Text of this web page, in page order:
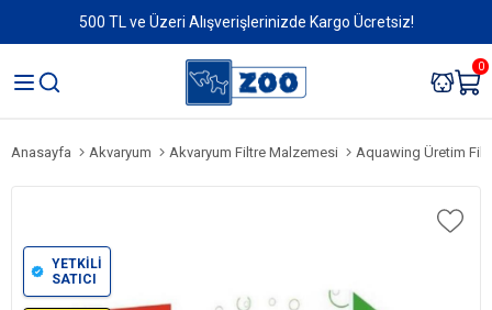
500 TL ve Üzeri Alışverişlerinizde Kargo Ücretsiz!
0
Anasayfa Akvaryum Akvaryum Filtre Malzemesi Aquawing Üretim
YETKİLİ
SATICI